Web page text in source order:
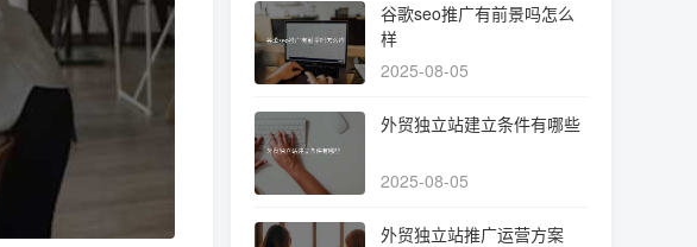
谷歌seo推广有前景吗怎么
样
2025-08-05
外贸独立站建立条件有哪些
2025-08-05
外贸独立站推广运营方案